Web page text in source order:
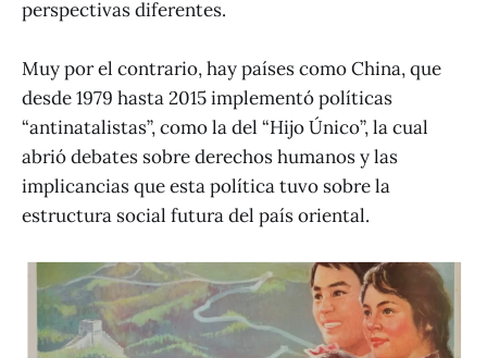
perspectivas diferentes.
Muy por el contrario, hay países como China, que
desde 1979 hasta 2015 implementó políticas
“antinatalistas”, como la del “Hijo Único”, la cual
abrió debates sobre derechos humanos y las
implicancias que esta política tuvo sobre la
estructura social futura del país oriental.